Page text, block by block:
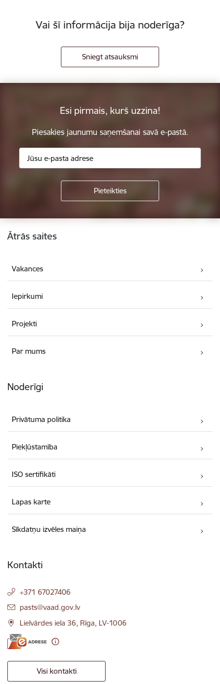
Vai šī informācija bija noderīga?
Sniegt atsauksmi
Esi pirmais, kurš uzzina!
Piesakies jaunumu saņemšanai savā e-pastā.
Kājene
Ātrās saites
Vakances
Iepirkumi
Projekti
Par mums
Noderīgi
Privātuma politika
Piekļūstamība
ISO sertifikāti
Lapas karte
Sīkdatņu izvēles maiņa
Kontakti
+371 67027406
E-pasts:
pasts@vaad.gov.lv
Lielvārdes iela 36, Rīga, LV-1006
Visi kontakti